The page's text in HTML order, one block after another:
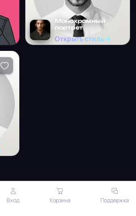
Монохромный
портрет
Открыть стиль
Вход Корзина Поддержка